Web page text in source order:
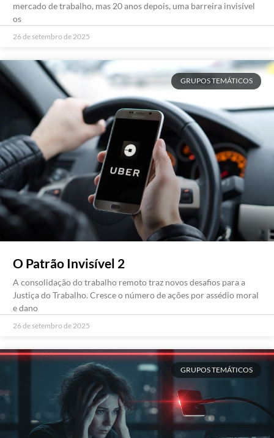
mercado de trabalho, mas 20 anos depois, uma barreira invisível
os
26 de setembro de 2025
GRUPOS TEMÁTICOS
O Patrão Invisível 2
A consolidação do trabalho remoto traz novos desafios para a
Justiça do Trabalho. Cresce o número de ações por assédio moral
e dano
26 de setembro de 2025
GRUPOS TEMÁTICOS